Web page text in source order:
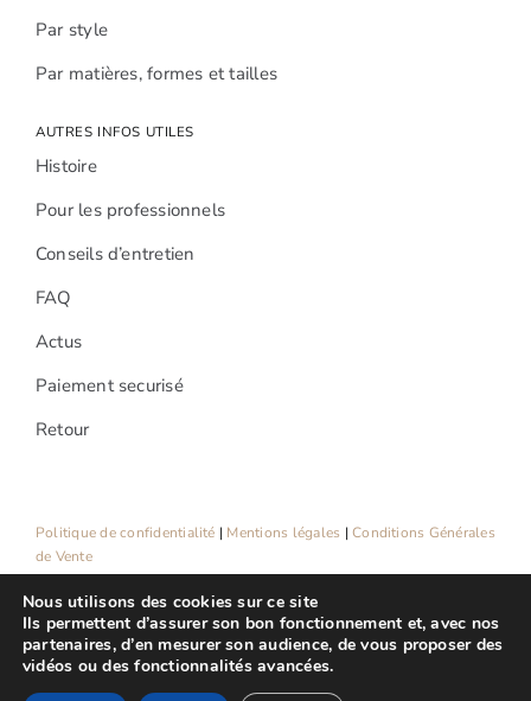
Par style
Par matières, formes et tailles
AUTRES INFOS UTILES
Histoire
Pour les professionnels
Conseils d’entretien
FAQ
Actus
Paiement securisé
Retour
Politique de confidentialité | Mentions légales |Conditions Générales
de Vente
Nous utilisons des cookies sur ce site
Ils permettent d’assurer son bon fonctionnement et, avec nos
partenaires, d’en mesurer son audience, de vous proposer des
vidéos ou des fonctionnalités avancées.